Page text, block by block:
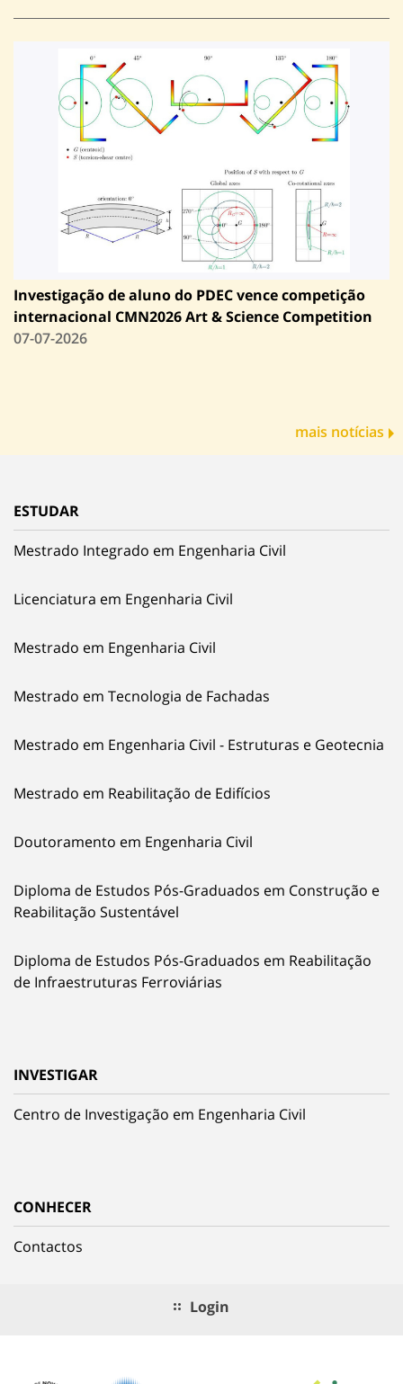
Investigação de aluno do PDEC vence competição
internacional CMN2026 Art & Science Competition
07-07-2026
mais notícias
ESTUDAR
Mestrado Integrado em Engenharia Civil
Licenciatura em Engenharia Civil
Mestrado em Engenharia Civil
Mestrado em Tecnologia de Fachadas
Mestrado em Engenharia Civil - Estruturas e Geotecnia
Mestrado em Reabilitação de Edifícios
Doutoramento em Engenharia Civil
Diploma de Estudos Pós-Graduados em Construção e
Reabilitação Sustentável
Diploma de Estudos Pós-Graduados em Reabilitação
de Infraestruturas Ferroviárias
INVESTIGAR
Centro de Investigação em Engenharia Civil
CONHECER
Contactos
Login